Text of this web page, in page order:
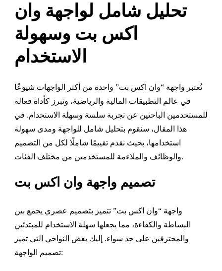
تحليل شامل لواجهة وان
اكس بت وسهولة
الاستخدام
تُعتبر واجهة “وان اكس بت” واحدة من أكثر الواجهات شيوعًا
في عالم التطبيقات المالية والرياضية، وتبرز كأداة فعالة
للمستخدمين الباحثين عن تجربة سلسة وسهلة الاستخدام. في
هذا المقال، سنقوم بتحليل شامل للواجهة ومدى سهولة
استخدامها، بحيث نقدم تقييمًا شاملًا لكل من التصميم
والوظائف والملاءمة للمستخدمين من مختلف الفئات.
تصميم واجهة وان اكس بت
واجهة “وان اكس بت” تتميز بتصميم عصري يجمع بين
البساطة والكفاءة، مما يجعلها سهلة الاستخدام للمبتدئين
والمحترفين على حد سواء. إليك بعض النواحي التي تميز
تصميم الواجهة: